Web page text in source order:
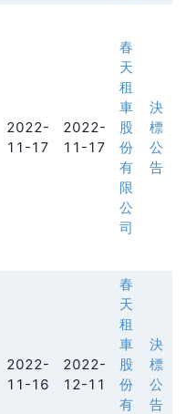
2022-
11-17
2022-
11-17
春
天
租
車
股
份
有
限
公
司
決
標
公
告
2022-
11-16
2022-
12-11
春
天
租
車
股
份
有
決
標
公
告